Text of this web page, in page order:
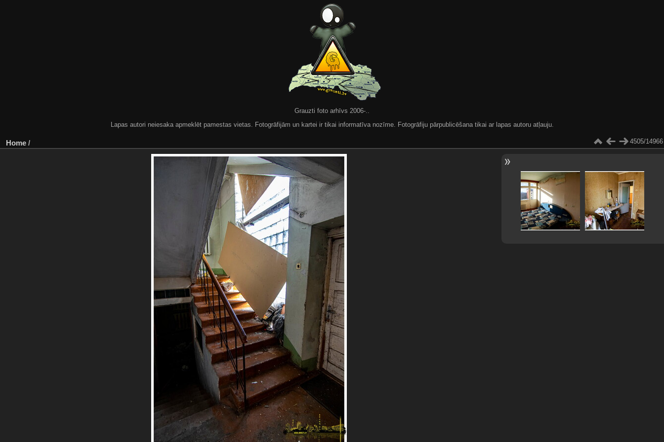
Grauzti foto arhīvs 2006-..
Lapas autori neiesaka apmeklēt pamestas vietas. Fotogrāfijām un kartei ir tikai informatīva nozīme. Fotogrāfiju pārpublicēšana tikai ar lapas autoru atļauju.
Home / 4505/14966